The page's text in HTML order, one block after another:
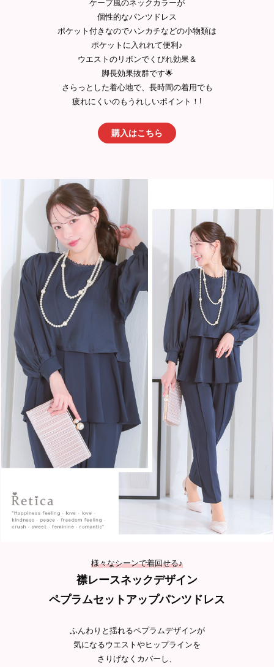
ケープ風のネックカラーが
個性的なパンツドレス
ポケット付きなのでハンカチなどの小物類は
ポケットに入れれて便利♪
ウエストのリボンでくびれ効果＆
脚長効果抜群です🌟
さらっとした着心地で、長時間の着用でも
疲れにくいのもうれしいポイント！!
購入はこちら
様々なシーンで着回せる♪
襟レースネックデザイン
ペプラムセットアップパンツドレス
ふんわりと揺れるペプラムデザインが
気になるウエストやヒップラインを
さりげなくカバーし、